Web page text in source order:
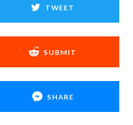
TWEET
SUBMIT
SHARE